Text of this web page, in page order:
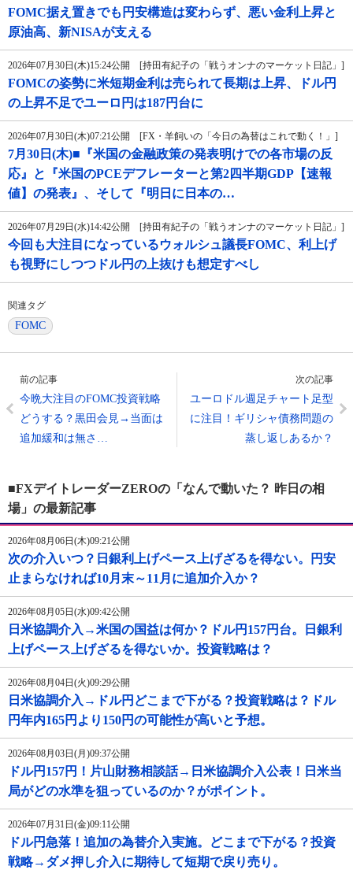
FOMC据え置きでも円安構造は変わらず、悪い金利上昇と
原油高、新NISAが支える
2026年07月30日(木)15:24公開 [持田有紀子の「戦うオンナのマーケット日記」]
FOMCの姿勢に米短期金利は売られて長期は上昇、ドル円
の上昇不足でユーロ円は187円台に
2026年07月30日(木)07:21公開 [FX・羊飼いの「今日の為替はこれで動く！」]
7月30日(木)■『米国の金融政策の発表明けでの各市場の反
応』と『米国のPCEデフレーターと第2四半期GDP【速報
値】の発表』、そして『明日に日本の…
2026年07月29日(水)14:42公開 [持田有紀子の「戦うオンナのマーケット日記」]
今回も大注目になっているウォルシュ議長FOMC、利上げ
も視野にしつつドル円の上抜けも想定すべし
関連タグ
FOMC
前の記事
今晩大注目のFOMC投資戦略
どうする？黒田会見→当面は
追加緩和は無さ…
次の記事
ユーロドル週足チャート足型
に注目！ギリシャ債務問題の
蒸し返しあるか？
■FXデイトレーダーZEROの「なんで動いた？ 昨日の相
場」の最新記事
2026年08月06日(木)09:21公開
次の介入いつ？日銀利上げペース上げざるを得ない。円安
止まらなければ10月末～11月に追加介入か？
2026年08月05日(水)09:42公開
日米協調介入→米国の国益は何か？ドル円157円台。日銀利
上げペース上げざるを得ないか。投資戦略は？
2026年08月04日(火)09:29公開
日米協調介入→ドル円どこまで下がる？投資戦略は？ドル
円年内165円より150円の可能性が高いと予想。
2026年08月03日(月)09:37公開
ドル円157円！片山財務相談話→日米協調介入公表！日米当
局がどの水準を狙っているのか？がポイント。
2026年07月31日(金)09:11公開
ドル円急落！追加の為替介入実施。どこまで下がる？投資
戦略→ダメ押し介入に期待して短期で戻り売り。